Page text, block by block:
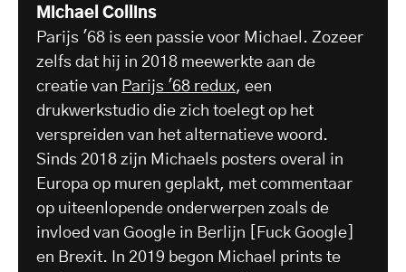
Michael Collins
Parijs '68 is een passie voor Michael. Zozeer
zelfs dat hij in 2018 meewerkte aan de
creatie van Parijs '68 redux, een
drukwerkstudio die zich toelegt op het
verspreiden van het alternatieve woord.
Sinds 2018 zijn Michaels posters overal in
Europa op muren geplakt, met commentaar
op uiteenlopende onderwerpen zoals de
invloed van Google in Berlijn [Fuck Google]
en Brexit. In 2019 begon Michael prints te